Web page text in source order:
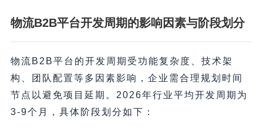
物流B2B平台开发周期的影响因素与阶段划分
物流B2B平台的开发周期受功能复杂度、技术架
构、团队配置等多因素影响，企业需合理规划时间
节点以避免项目延期。2026年行业平均开发周期为
3-9个月，具体阶段划分如下：